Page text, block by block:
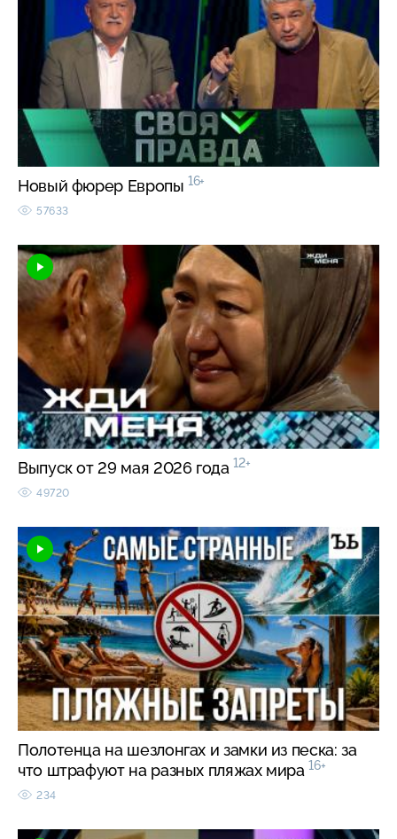
Новый фюрер Европы 16+
57633
Выпуск от 29 мая 2026 года 12+
49720
Полотенца на шезлонгах и замки из песка: за
что штрафуют на разных пляжах мира 16+
234